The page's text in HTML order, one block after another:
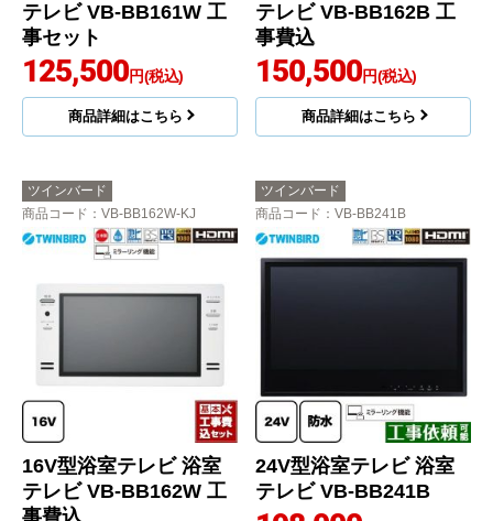
テレビ VB-BB161W 工
事セット
125,500円(税込)
商品詳細はこちら
テレビ VB-BB162B 工
事費込
150,500円(税込)
商品詳細はこちら
ツインバード
商品コード ：VB-BB162W-KJ
16V型浴室テレビ 浴室
テレビ VB-BB162W 工
ツインバード
商品コード ：VB-BB241B
24V型浴室テレビ 浴室
テレビ VB-BB241B